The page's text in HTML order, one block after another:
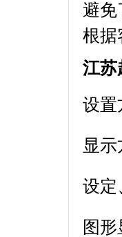
避免
根据
江苏
设置
显示
设定
图形